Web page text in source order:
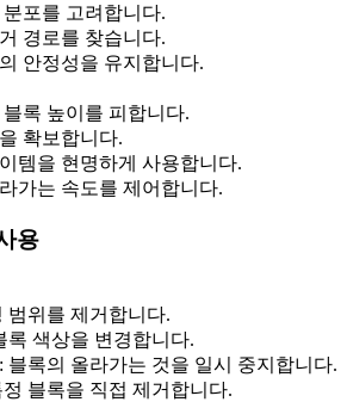
포를 고려합니다.
경로를 찾습니다.
안정성을 유지합니다.
록 높이를 피합니다.
확보합니다.
템을 현명하게 사용합니다.
가는 속도를 제어합니다.
용
범위를 제거합니다.
록 색상을 변경합니다.
블록의 올라가는 것을 일시 중지합니다.
블록을 직접 제거합니다.